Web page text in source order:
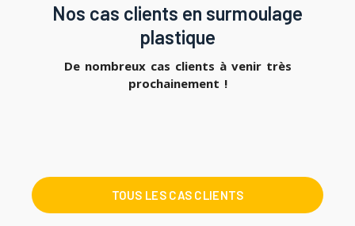
Nos cas clients en surmoulage
plastique
De nombreux cas clients à venir très
prochainement !
TOUS LES CAS CLIENTS